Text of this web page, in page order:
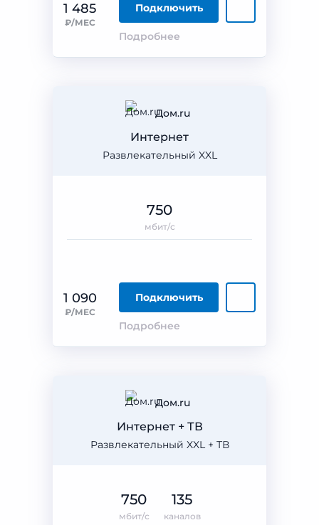
1 485
₽/МЕС
Подключить
Подробнее
Дом.ru
Развлекательный XXL
Интернет
1 090
₽/МЕС
Подключить
Подробнее
750
мбит/с
Дом.ru
Развлекательный XXL + ТВ
Интернет + ТВ
750
мбит/с
135
каналов